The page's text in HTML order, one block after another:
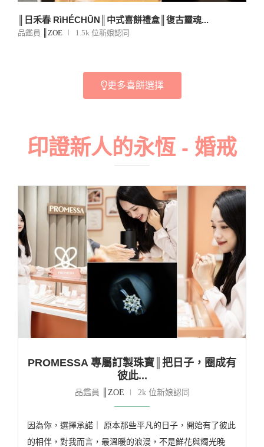
║日禾春 RìHÉCHŪN║中式喜餅禮盒║復古靈魂...
品鑑員 ║ZOE 1.5k 位新娘認同
更多喜餅選擇
印證新人的永恆 - 婚戒
PROMESSA 專屬訂製珠寶║把日子，圈成有
彼此...
品鑑員 ║ZOE 2k 位新娘認同
因為你，選擇承諾｜ 原本那些平凡的日子，開始有了彼此
的相伴，對我而言，最溫暖的浪漫，不是鮮花與燭光晚